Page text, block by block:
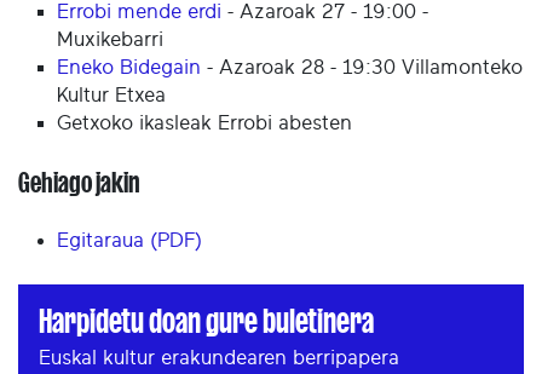
Errobi mende erdi - Azaroak 27 - 19:00 -
Muxikebarri
Eneko Bidegain - Azaroak 28 - 19:30 Villamonteko
Kultur Etxea
Getxoko ikasleak Errobi abesten
Gehiago jakin
Egitaraua (PDF)
Harpidetu doan gure buletinera
Euskal kultur erakundearen berripapera